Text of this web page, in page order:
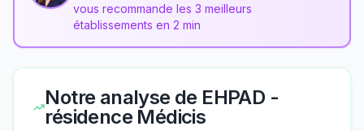
vous recommande les 3 meilleurs
établissements en 2 min
Notre analyse de EHPAD -
résidence Médicis